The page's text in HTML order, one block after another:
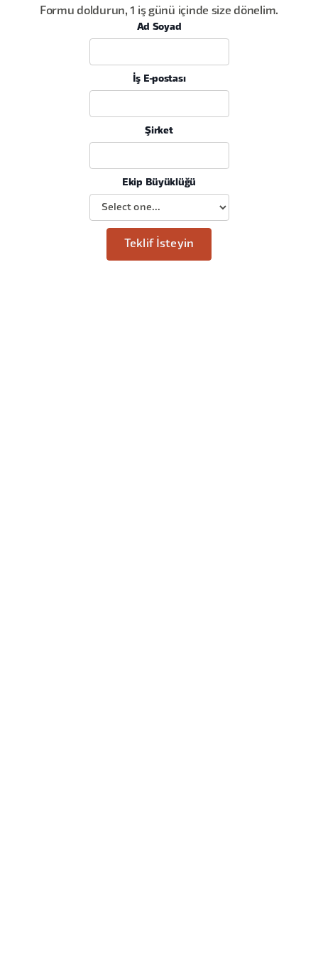
Formu doldurun, 1 iş günü içinde size dönelim.
Ad Soyad
İş E-postası
Şirket
Ekip Büyüklüğü